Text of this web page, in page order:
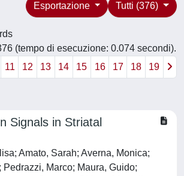
Tutti (376)
Esportazione
(tempo di esecuzione: 0.074 secondi).
11 12 13 14 15 16 17 18 19
Signals in Striatal
Amato, Sarah; Averna, Monica;
Marco; Maura, Guido;